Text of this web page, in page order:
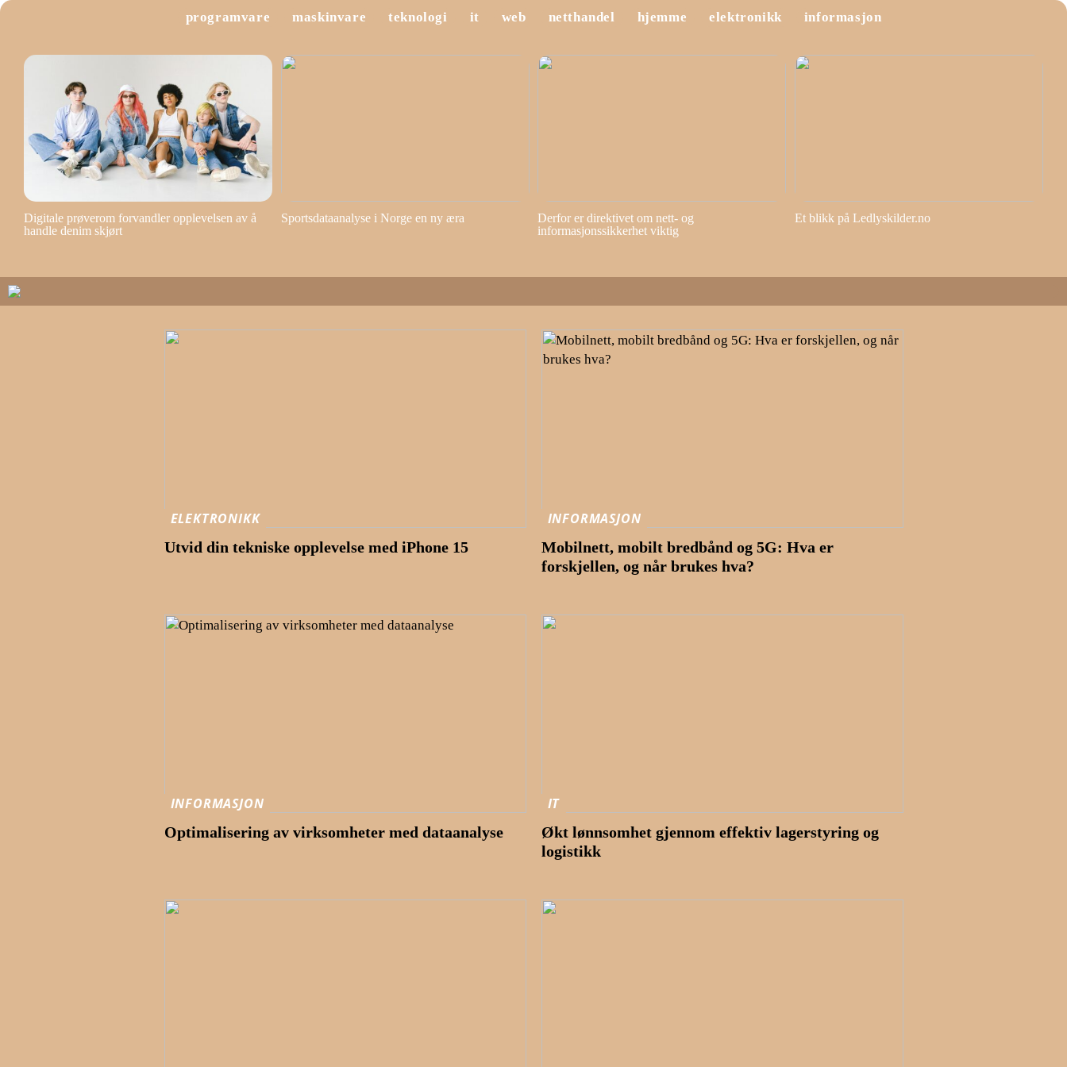
programvare maskinvare teknologi it web netthandel hjemme elektronikk informasjon
Digitale prøverom forvandler opplevelsen av å
handle denim skjørt
Sportsdataanalyse i Norge en ny æra
Derfor er direktivet om nett- og
informasjonssikkerhet viktig
Et blikk på Ledlyskilder.no
ELEKTRONIKK
Utvid din tekniske opplevelse med iPhone 15
INFORMASJON
Mobilnett, mobilt bredbånd og 5G: Hva er
forskjellen, og når brukes hva?
INFORMASJON
Optimalisering av virksomheter med dataanalyse
IT
Økt lønnsomhet gjennom effektiv lagerstyring og
logistikk